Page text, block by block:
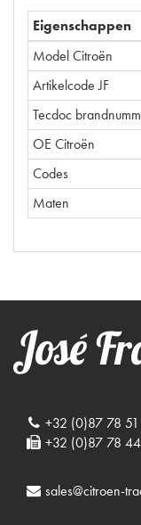
Eigenschappen
Model Citroën
Artikelcode JF
Tecdoc
OE Citroën
Codes
Maten
+32 (0)87 78
+32 (0)87 78
sales@citroen-